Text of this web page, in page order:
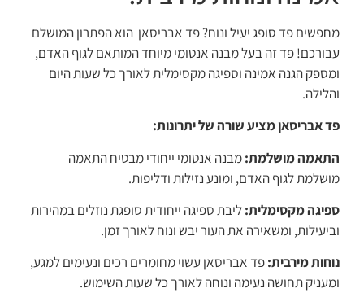
מחפשים פד סופג יעיל ונוח? פד אבריסאן הוא הפתרון המושלם
עבורכם! פד זה בעל מבנה אנטומי מיוחד המותאם לגוף האדם,
ומספק הגנה אמינה וספיגה מקסימלית לאורך כל שעות היום
והלילה.
פד אבריסאן מציע שורה של יתרונות:
התאמה מושלמת:מבנה אנטומי ייחודי מבטיח התאמה
מושלמת לגוף האדם, ומונע נזילות ודליפות.
ספיגה מקסימלית:ליבת ספיגה ייחודית סופגת נוזלים במהירות
וביעילות, ומשאירה את העור יבש ונוח לאורך זמן.
נוחות מירבית:פד אבריסאן עשוי מחומרים רכים ונעימים למגע,
ומעניק תחושה נעימה ונוחה לאורך כל שעות השימוש.